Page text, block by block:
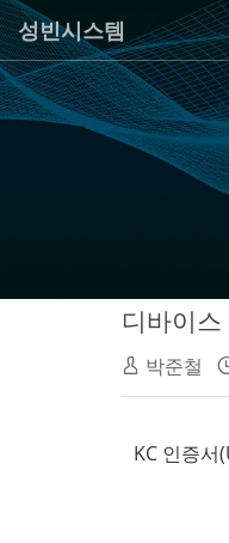
성빈시스템
디바이스
박준철
KC 인증서